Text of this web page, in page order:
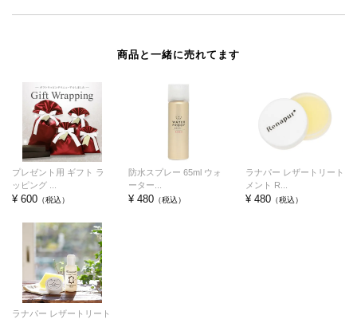
商品と一緒に売れてます
プレゼント用 ギフト ラ
ッピング ...
¥ 600 （税込）
防水スプレー 65ml ウォ
ーター...
¥ 480 （税込）
ラナパー レザートリート
メント R...
¥ 480（税込）
ラナパー レザートリート